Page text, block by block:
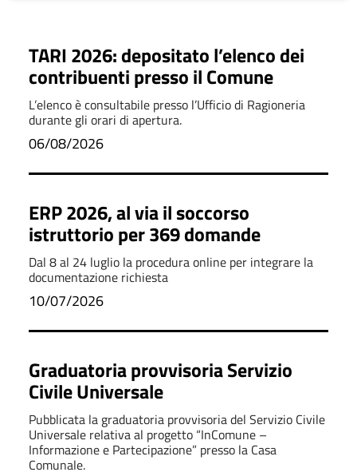
TARI 2026: depositato l’elenco dei
contribuenti presso il Comune
L’elenco è consultabile presso l’Ufficio di Ragioneria
durante gli orari di apertura.
06/08/2026
ERP 2026, al via il soccorso
istruttorio per 369 domande
Dal 8 al 24 luglio la procedura online per integrare la
documentazione richiesta
10/07/2026
Graduatoria provvisoria Servizio
Civile Universale
Pubblicata la graduatoria provvisoria del Servizio Civile
Universale relativa al progetto “InComune –
Informazione e Partecipazione” presso la Casa
Comunale.